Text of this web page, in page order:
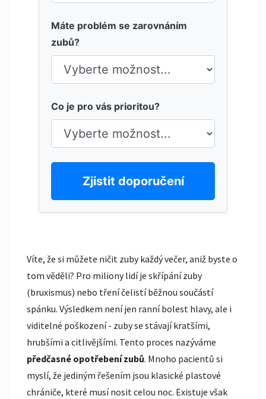
Máte problém se zarovnáním
zubů?
Co je pro vás prioritou?
Zjistit doporučení
Víte, že si můžete ničit zuby každý večer, aniž byste o
tom věděli? Pro miliony lidí je skřípání zuby
(bruxismus) nebo tření čelistí běžnou součástí
spánku. Výsledkem není jen ranní bolest hlavy, ale i
viditelné poškození - zuby se stávají kratšími,
hrubšími a citlivějšími. Tento proces nazýváme
předčasné opotřebení zubů. Mnoho pacientů si
myslí, že jediným řešením jsou klasické plastové
chrániče, které musí nosit celou noc. Existuje však